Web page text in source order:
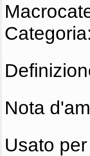
Categoria:
Nota
Usato